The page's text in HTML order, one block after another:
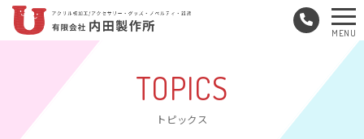
TOPICS
トピックス
メ
ュ
MENU